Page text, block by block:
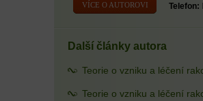
VÍCE O AUTOROVI
Telefon:
Další články autora
Teorie o vzniku a léčení
Teorie o vzniku a léčení